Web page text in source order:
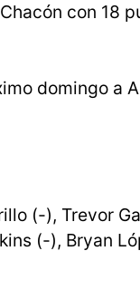
con 18
domingo a
(-), Trevor
(-), Bryan